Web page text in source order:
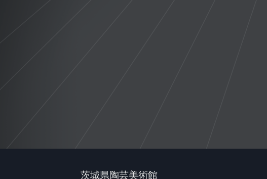
茨城県陶芸美術館